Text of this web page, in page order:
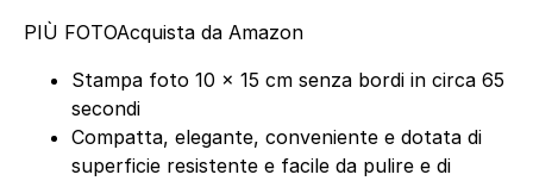
PIÙ FOTOAcquista da Amazon
Stampa foto 10 x 15 cm senza bordi in circa 65
secondi
Compatta, elegante, conveniente e dotata di
superficie resistente e facile da pulire e di